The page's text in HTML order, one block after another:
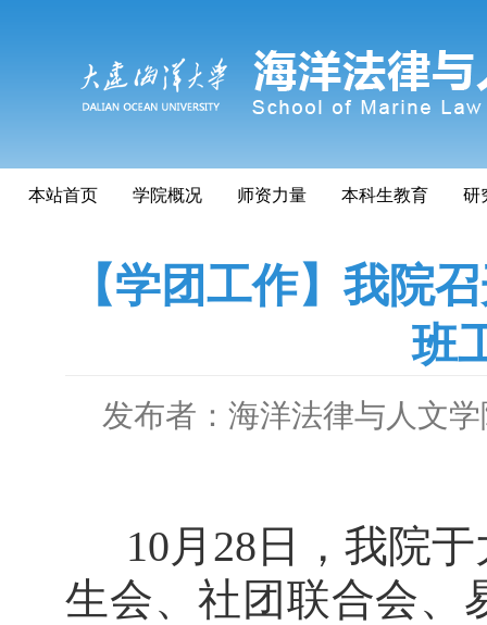
本站首页 学院概况 师资力量 本科生教育 研
【学团工作】我院
班
发布者：海洋法律与人文
10月 28 日 ，我院
生会、社团联合会、